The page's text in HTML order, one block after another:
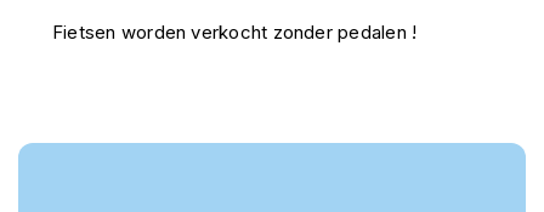
Fietsen worden verkocht zonder pedalen !